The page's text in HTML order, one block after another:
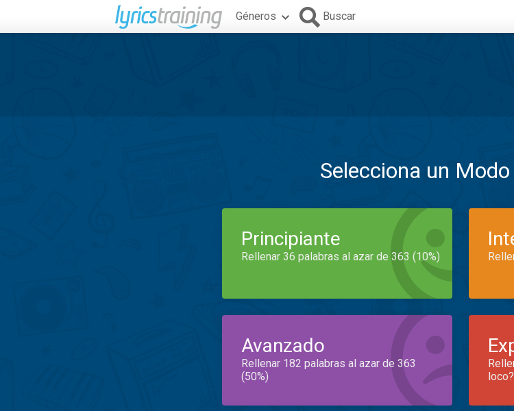
Géneros Buscar
Selecciona un
Principiante
Rellenar 36 palabras al azar de 363 (10%)
Avanzado
Rellenar 182 palabras al azar de 363
(50%)
loco?